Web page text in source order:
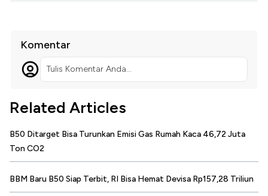
Komentar
Tulis Komentar Anda...
Related Articles
B50 Ditarget Bisa Turunkan Emisi Gas Rumah Kaca 46,72 Juta
Ton CO2
BBM Baru B50 Siap Terbit, RI Bisa Hemat Devisa Rp157,28 Triliun